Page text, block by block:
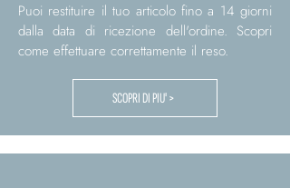
Puoi restituire il tuo articolo fino a 14 giorni
dalla data di ricezione dell'ordine. Scopri
come effettuare correttamente il reso.
SCOPRI DI PIU' >